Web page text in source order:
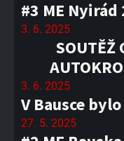
#3 ME Nyirád
3. 6. 2025
SOUTĚŽ
3. 6. 2025
V Bausce
27. 5. 2025